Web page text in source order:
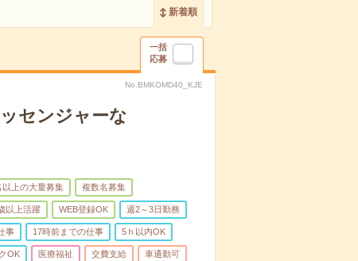
新着順
一括
応募
No.BMKOMD40_KJE
センジャーな
以上の大量募集 複数名募集
以上活躍 WEB登録OK 週2～3日勤務
事 17時前までの仕事 5ｈ以内OK
OK 医療福祉 交費支給 車通勤可